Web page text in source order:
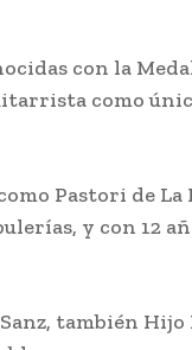
con la
como
Pastori de La
y con 12
también